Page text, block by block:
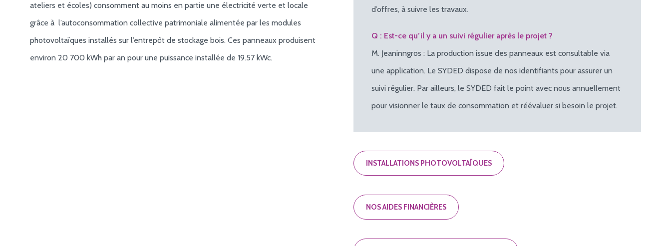
ateliers et écoles) consomment au moins en partie une électricité verte et locale
grâce à l’autoconsommation collective patrimoniale alimentée par les modules
photovoltaïques installés sur l’entrepôt de stockage bois. Ces panneaux produisent
environ 20 700 kWh par an pour une puissance installée de 19.57 kWc.
d’offres, à suivre les travaux.
Q : Est-ce qu’il y a un suivi régulier après le projet ?
M. Jeaninngros : La production issue des panneaux est consultable via
une application. Le SYDED dispose de nos identifiants pour assurer un
suivi régulier. Par ailleurs, le SYDED fait le point avec nous annuellement
pour visionner le taux de consommation et réévaluer si besoin le projet.
INSTALLATIONS PHOTOVOLTAÏQUES
NOS AIDES FINANCIÈRES